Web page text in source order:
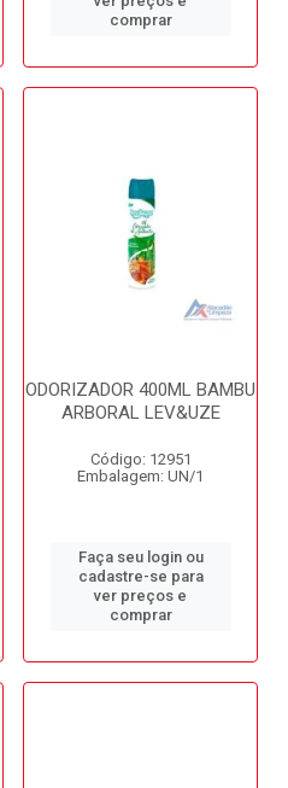
comprar
ODORIZADOR 400ML BAMBU
ARBORAL LEV&UZE
Código: 12951
Embalagem: UN/1
Faça seu login ou
cadastre-se para
ver preços e
comprar